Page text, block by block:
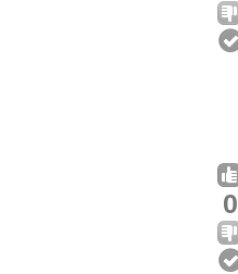
0